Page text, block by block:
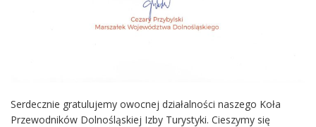
Serdecznie gratulujemy owocnej działalności naszego Koła
Przewodników Dolnośląskiej Izby Turystyki. Cieszymy się